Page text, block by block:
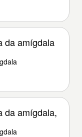
da amígdala
da amígdala,